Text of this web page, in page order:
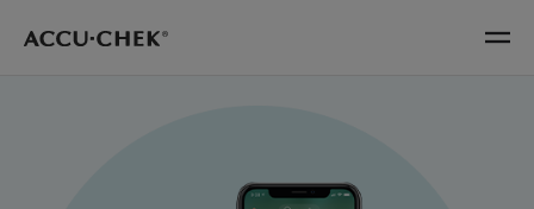
Skip navigation Menu